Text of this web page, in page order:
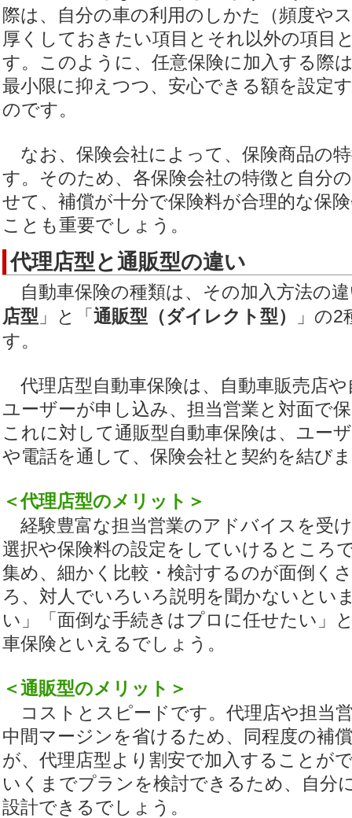
際は、自分の車の利用のしかた（頻度や
厚くしておきたい項目とそれ以外の項目
す。このように、任意保険に加入する際
最小限に抑えつつ、安心できる額を設定
のです。
なお、保険会社によって、保険商品の
す。そのため、各保険会社の特徴と自分
せて、補償が十分で保険料が合理的な保
ことも重要でしょう。
代理店型と通販型の違い
自動車保険の種類は、その加入方法の
店型 」と「通販型（ダイレクト型）
」の
す。
代理店型自動車保険は、自動車販売店や
ユーザーが申し込み、担当営業と対面で
これに対して通販型自動車保険は、ユー
や電話を通して、保険会社と契約を結び
＜代理店型のメリット＞
経験豊富な担当営業のアドバイスを受
選択や保険料の設定をしていけるところ
集め、細かく比較・検討するのが面倒く
ろ、対人でいろいろ説明を聞かないとい
い」「面倒な手続きはプロに任せたい」
車保険といえるでしょう。
＜通販型のメリット＞
コストとスピードです。代理店や担当
中間マージンを省けるため、同程度の補
が、代理店型より割安で加入することが
いくまでプランを検討できるため、自分
設計できるでしょう。